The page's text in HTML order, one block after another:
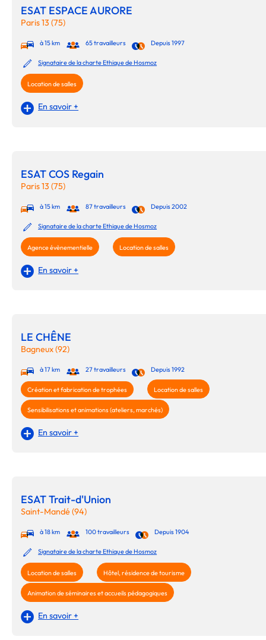
ESAT ESPACE AURORE
Paris 13 (75)
à 15 km 65 travailleurs Depuis 1997
Signataire de la charte Ethique de Hosmoz
Location de salles
En savoir +
ESAT COS Regain
Paris 13 (75)
à 15 km 87 travailleurs Depuis 2002
Signataire de la charte Ethique de Hosmoz
Agence évènementielle Location de salles
En savoir +
LE CHÊNE
Bagneux (92)
à 17 km 27 travailleurs Depuis 1992
Création et fabrication de trophées Location de salles
Sensibilisations et animations (ateliers, marchés)
En savoir +
ESAT Trait-d'Union
Saint-Mandé (94)
à 18 km 100 travailleurs Depuis 1904
Signataire de la charte Ethique de Hosmoz
Location de salles Hôtel, résidence de tourisme
Animation de séminaires et accueils pédagogiques
En savoir +